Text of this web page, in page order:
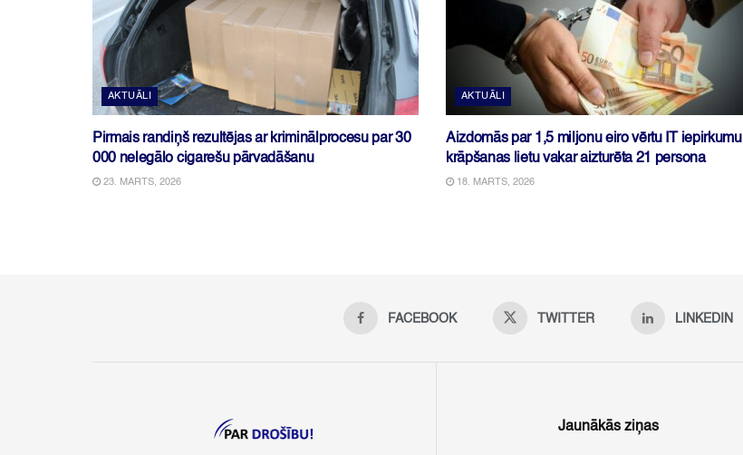
AKTUĀLI
Pirmais randiņš rezultējas ar kriminālprocesu par 30
000 nelegālo cigarešu pārvadāšanu
23. MARTS, 2026
AKTUĀLI
Aizdomās par 1,5 miljonu eiro vērtu IT iepirkumu
krāpšanas lietu vakar aizturēta 21 persona
18. MARTS, 2026
FACEBOOK TWITTER LINKEDIN
Jaunākās ziņas